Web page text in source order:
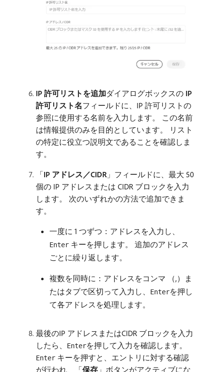
IP 許可リストを追加​ダイアログボックスの IP
許可リスト名​フィールドに、IP 許可リストの
参照に使用する名前を入力します。 この名前
は情報提供のみを目的としています。 リスト
の特定に役立つ説明文であることを確認しま
す。
「IP アドレス／CIDR 」フィールドに、最大 50
個の IP アドレスまたは CIDR ブロックを入力
します。 次のいずれかの方法で追加できま
す。
一度に 1 つずつ：アドレスを入力し、
Enter キーを押します。 追加のアドレス
ごとに繰り返します。
複数を同時に：アドレスをコンマ （,）ま
たはタブで区切って入力し、
Enterを押し
て各アドレスを処理します。
最後のIP アドレスまたはCIDR ブロックを入力
したら、
Enterを押して入力を確認します。
Enter キーを押すと、エントリに対する確認
が行われ、「保存 」ボタンがアクティブにな